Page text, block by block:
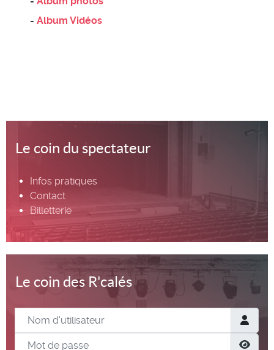
- Album Vidéos
Le coin du spectateur
Infos pratiques
Contact
Billetterie
Le coin des R'calés
Nom d'utilisateur
Mot de passe